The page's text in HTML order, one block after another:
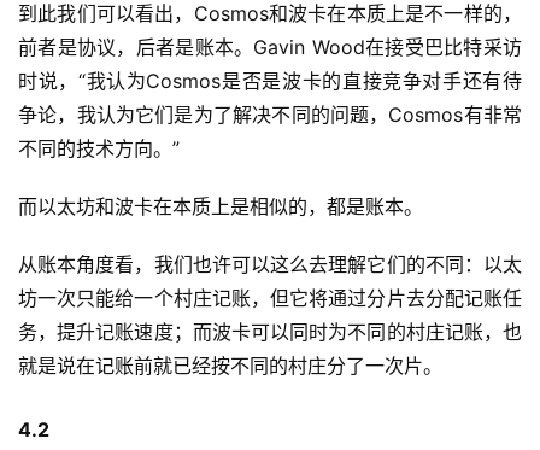
到此我们可以看出，Cosmos和波卡在本质上是不一样的，
前者是协议，后者是账本。Gavin Wood在接受巴比特采访
时说，“我认为Cosmos是否是波卡的直接竞争对手还有待
争论，我认为它们是为了解决不同的问题，Cosmos有非常
不同的技术方向。”
而以太坊和波卡在本质上是相似的，都是账本。
从账本角度看，我们也许可以这么去理解它们的不同：以太
坊一次只能给一个村庄记账，但它将通过分片去分配记账任
务，提升记账速度；而波卡可以同时为不同的村庄记账，也
就是说在记账前就已经按不同的村庄分了一次片。
4.2